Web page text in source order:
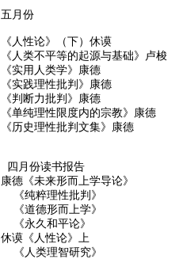
五月份
《人性论》（下）休谟
《人类不平等的起源与基础》卢梭
《实用人类学》康德
《实践理性批判》康德
《判断力批判》康德
《单纯理性限度内的宗教》康德
《历史理性批判文集》康德
四月份读书报告
康德《未来形而上学导论》
《纯粹理性批判》
《道德形而上学》
《永久和平论》
休谟《人性论》上
《人类理智研究》